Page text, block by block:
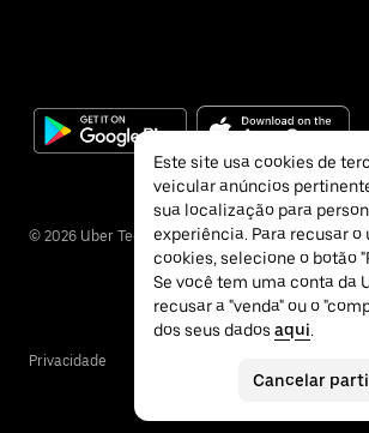
© 2026 Uber Technologies Inc.
Privacidade
Este site usa cookies de
veicular anúncios
sua localização para
experiência. Para recusar o
cookies, selecione o botão
Se você tem uma conta da
recusar a "venda" ou o
dos seus dados aqui.
Cancelar